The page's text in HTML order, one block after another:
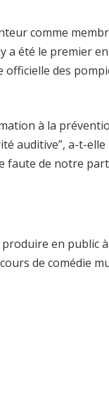
comme
a été le premier
officielle des
à la
auditive”, a-t-
faute de notre
en public à
de comédie